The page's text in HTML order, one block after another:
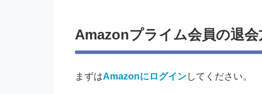
Amazonプライム会員の退会
まずはAmazonにログインしてください。